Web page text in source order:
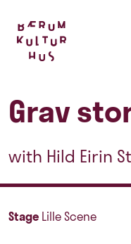
Grav
with Hild Eirin
Stage Lille Scene